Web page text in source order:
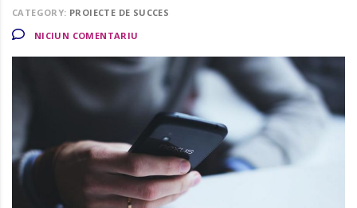
CATEGORY: PROIECTE DE SUCCES
NICIUN COMENTARIU